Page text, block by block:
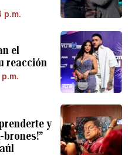
p.m.
el
reacción
y
brones!”